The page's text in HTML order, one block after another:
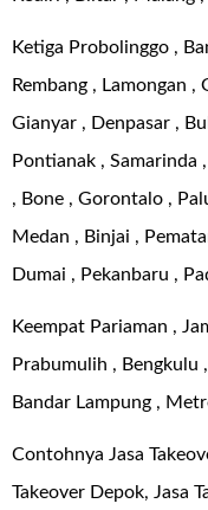
Ketiga Probolinggo ,
Rembang , Lamongan ,
Gianyar , Denpasar ,
Pontianak , Samarinda
, Bone , Gorontalo ,
Medan , Binjai ,
Dumai , Pekanbaru ,
Keempat Pariaman ,
Prabumulih , Bengkulu
Bandar Lampung ,
Contohnya Jasa
Takeover Depok, Jasa